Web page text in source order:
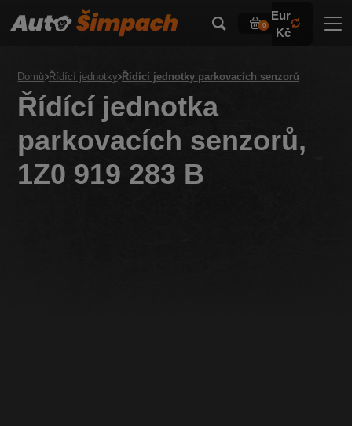
0
Eur
Kč
Domů Řídící jednotky Řídící jednotky parkovacích senzorů
Řídící jednotka
parkovacích senzorů,
1Z0 919 283 B